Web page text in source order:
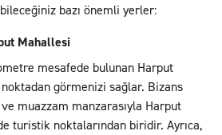
bazı önemli yerler:
Mahallesi
mesafede bulunan Harput
görmenizi sağlar. Bizans
muazzam manzarasıyla Harput
turistik noktalarından biridir. Ayrıca,